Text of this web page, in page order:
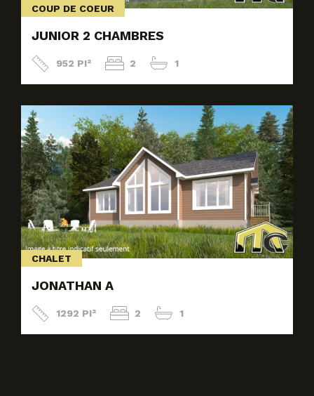
COUP DE COEUR
JUNIOR 2 CHAMBRES
952 PI² 2 1
CHALET
JONATHAN A
1292 PI² 2 1